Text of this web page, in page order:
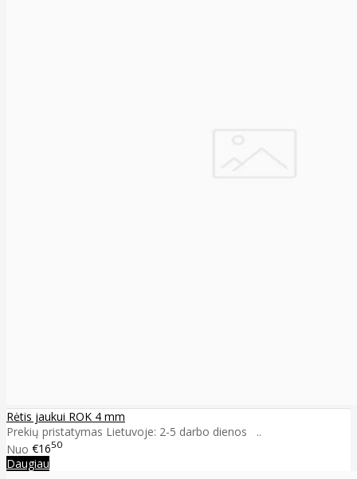
Rėtis jaukui ROK 4 mm
Prekių pristatymas Lietuvoje: 2-5 darbo dienos ..
Nuo €1650
Daugiau